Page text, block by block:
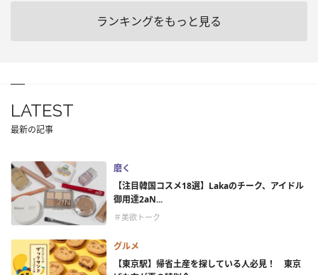
ランキングをもっと見る
LATEST
最新の記事
磨く
【注目韓国コスメ18選】Lakaのチーク、アイドル
御用達2aN...
＃美欲トーク
グルメ
【東京駅】帰省土産を探している人必見！ 東京